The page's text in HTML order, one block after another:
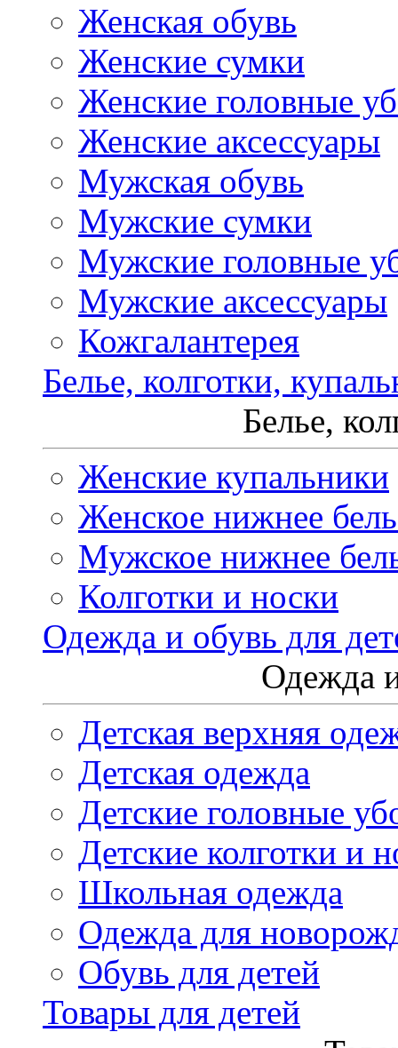
Женская обувь
Женские сумки
Женские головные
Женские аксессуары
Мужская обувь
Мужские сумки
Мужские головные
Мужские аксессуары
Кожгалантерея
Белье, колготки,
Белье,
Женские купальники
Женское нижнее
Мужское нижнее
Колготки и носки
Одежда и обувь для
Одежда
Детская верхняя
Детская одежда
Детские головные
Детские колготки и
Школьная одежда
Одежда для
Обувь для детей
Товары для детей